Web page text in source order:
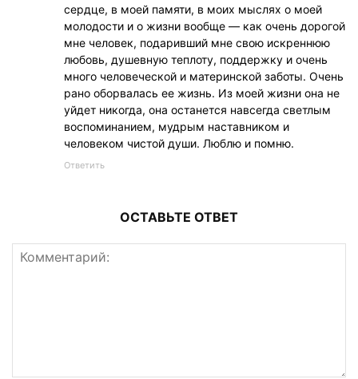
сердце, в моей памяти, в моих мыслях о моей
молодости и о жизни вообще — как очень дорогой
мне человек, подаривший мне свою искреннюю
любовь, душевную теплоту, поддержку и очень
много человеческой и материнской заботы. Очень
рано оборвалась ее жизнь. Из моей жизни она не
уйдет никогда, она останется навсегда светлым
воспоминанием, мудрым наставником и
человеком чистой души. Люблю и помню.
Ответить
ОСТАВЬТЕ ОТВЕТ